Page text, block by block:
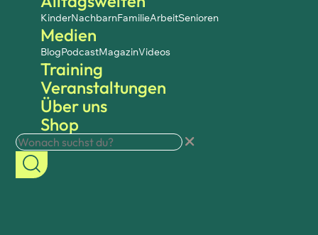
KinderNachbarnFamilieArbeitSenioren
Medien
BlogPodcastMagazinVideos
Training
Veranstaltungen
Über uns
Shop